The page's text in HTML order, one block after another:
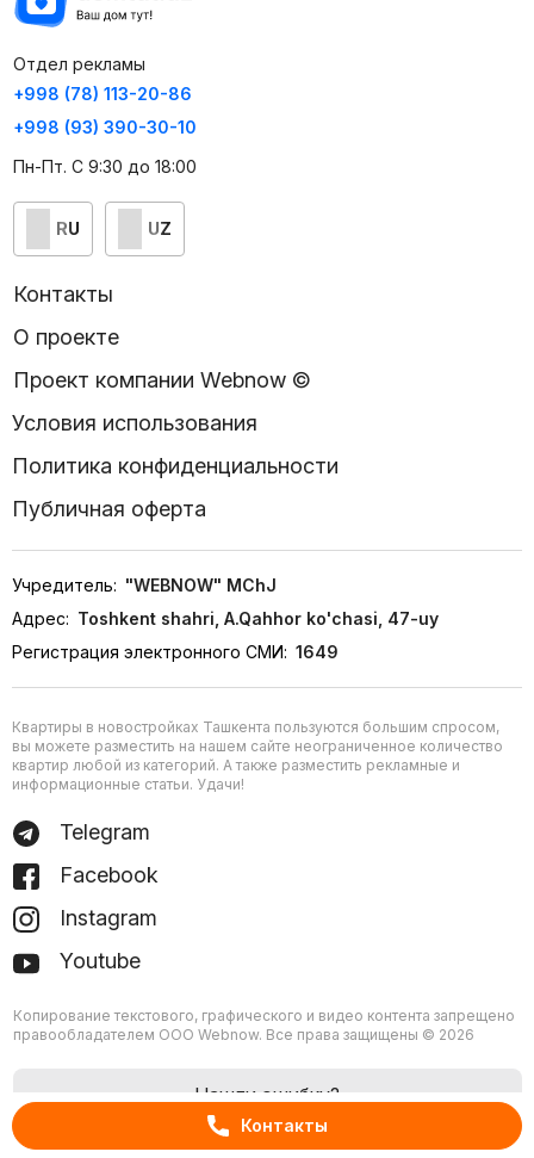
Контакты
Отдел рекламы
+998 (78) 113-20-86
+998 (93) 390-30-10
Пн-Пт. С 9:30 до 18:00
RU UZ
Контакты
О проекте
Проект компании Webnow ©
Условия использования
Политика конфиденциальности
Публичная оферта
Учредитель: "WEBNOW" MChJ
Адрес: Toshkent shahri, A.Qahhor ko'chasi, 47-uy
Регистрация электронного СМИ: 1649
Квартиры в новостройках Ташкента пользуются большим спросом,
вы можете разместить на нашем сайте неограниченное количество
квартир любой из категорий. А также разместить рекламные и
информационные статьи. Удачи!
Telegram
Facebook
Instagram
Youtube
Копирование текстового, графического и видео контента запрещено
правообладателем ООО Webnow. Все права защищены © 2026
Нашли ошибку?